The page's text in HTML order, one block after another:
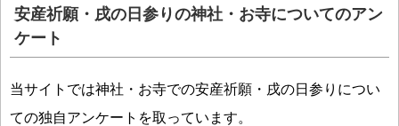
安産祈願・戌の日参りの神社・お寺についてのアン
ケート
当サイトでは神社・お寺での安産祈願・戌の日参りについ
ての独自アンケートを取っています。